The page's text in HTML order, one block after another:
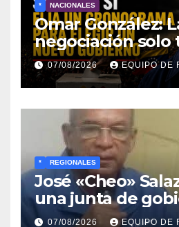
* NACIONALES
Omar González:
negociación solo
sentido si fija un
para elegir un
gobierno
07/08/2026 EQUIPO DE
* REGIONALES
José «Cheo»
una junta de
transitoria ante
07/08/2026 EQUIPO DE